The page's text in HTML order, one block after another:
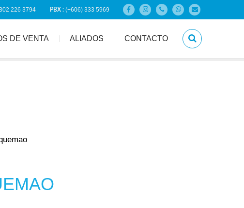
226 3794 PBX : (+606) 333 5969
DE VENTA ALIADOS CONTACTO